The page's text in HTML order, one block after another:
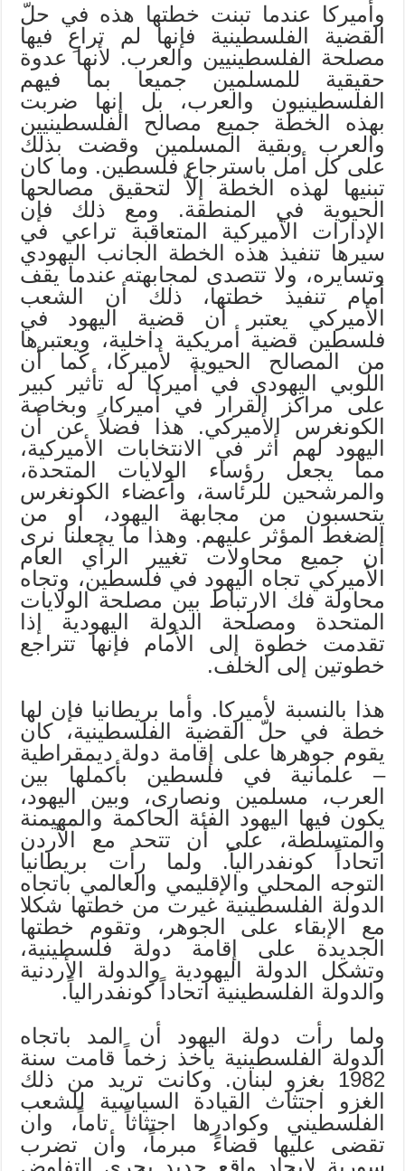
وأميركا عندما تبنت خطتها هذه في حلّ
القضية الفلسطينية فإنها لم تراعِ فيها
مصلحة الفلسطينيين والعرب. لأنها عدوة
حقيقية للمسلمين جميعا بما فيهم
الفلسطينيون والعرب، بل إنها ضربت
بهذه الخطة جميع مصالح الفلسطينيين
والعرب وبقية المسلمين وقضت بذلك
على كل أمل باسترجاع فلسطين. وما كان
تبنيها لهذه الخطة إلاّ لتحقيق مصالحها
الحيوية في المنطقة. ومع ذلك فإن
الإدارات الأميركية المتعاقبة تراعي في
سيرها تنفيذ هذه الخطة الجانب اليهودي
وتسايره، ولا تتصدى لمجابهته عندما يقف
أمام تنفيذ خطتها، ذلك أن الشعب
الأميركي يعتبر أن قضية اليهود في
فلسطين قضية أمريكية داخلية، ويعتبرها
من المصالح الحيوية لأميركا، كما أن
اللوبي اليهودي في أميركا له تأثير كبير
على مراكز القرار في أميركا، وبخاصة
الكونغرس الأميركي. هذا فضلاً عن أن
اليهود لهم أثر في الانتخابات الأميركية،
مما يجعل رؤساء الولايات المتحدة،
والمرشحين للرئاسة، وأعضاء الكونغرس
يتحسبون من مجابهة اليهود، أو من
الضغط المؤثر عليهم. وهذا ما يجعلنا نرى
أن جميع محاولات تغيير الرأي العام
الأميركي تجاه اليهود في فلسطين، وتجاه
محاولة فك الارتباط بين مصلحة الولايات
المتحدة ومصلحة الدولة اليهودية إذا
تقدمت خطوة إلى الأمام فإنها تتراجع
خطوتين إلى الخلف.
هذا بالنسبة لأميركا. وأما بريطانيا فإن لها
خطة في حلّ القضية الفلسطينية، كان
يقوم جوهرها على إقامة دولة ديمقراطية
– علمانية في فلسطين بأكملها بين
العرب، مسلمين ونصارى، وبين اليهود،
يكون فيها اليهود الفئة الحاكمة والمهيمنة
والمتسلطة، على أن تتحد مع الأردن
اتحاداً كونفدرالياً. ولما رأت بريطانيا
التوجه المحلي والإقليمي والعالمي باتجاه
الدولة الفلسطينية غيرت من خطتها شكلا
مع الإبقاء على الجوهر، وتقوم خطتها
الجديدة على إقامة دولة فلسطينية،
وتشكل الدولة اليهودية والدولة الأردنية
والدولة الفلسطينية اتحاداً كونفدرالياً.
ولما رأت دولة اليهود أن المد باتجاه
الدولة الفلسطينية يأخذ زخماً قامت سنة
1982 بغزو لبنان. وكانت تريد من ذلك
الغزو اجتثاث القيادة السياسية للشعب
الفلسطيني وكوادرها اجتثاثاً تاماً، وان
تقضى عليها قضاءً مبرماً، وأن تضرب
سورية لإيجاد واقع جديد يجري التفاوض